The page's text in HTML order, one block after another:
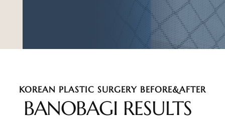
KOREAN PLASTIC SURGERY BEFORE&AFTER
BANOBAGI RESULTS